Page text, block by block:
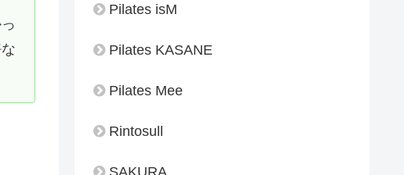
Pilates isM
Pilates KASANE
Pilates Mee
Rintosull
SAKURA